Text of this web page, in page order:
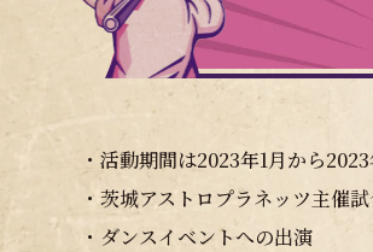
・活動期間は2023年1月から
・茨城アストロプラネッツ主催
・ダンスイベントへの出演